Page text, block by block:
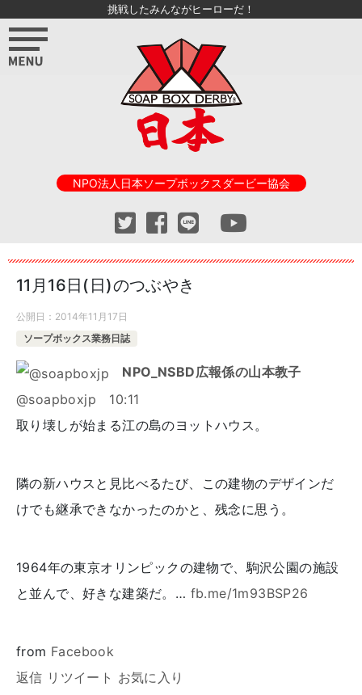
挑戦したみんながヒーローだ！
NPO法人日本ソープボックスダービー協会
11月16日(日)のつぶやき
公開日： 2014年11月17日
ソープボックス業務日誌
NPO_NSBD広報係の山本教子
@soapboxjp
10:11
取り壊しが始まる江の島のヨットハウス。
隣の新ハウスと見比べるたび、この建物のデザインだ
けでも継承できなかったのかと、残念に思う。
1964年の東京オリンピックの建物で、駒沢公園の施設
と並んで、好きな建築だ。… fb.me/1m93BSP26
from Facebook
返信 リツイート お気に入り